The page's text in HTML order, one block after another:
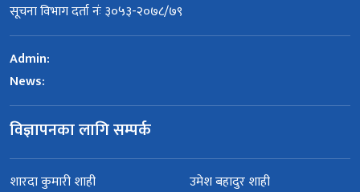
सूचना विभाग दर्ता नंः ३०५३-२०७८/७९
Admin:
News:
विज्ञापनका लागि सम्पर्क
शारदा कुमारी शाही
उमेश बहादुर शाही